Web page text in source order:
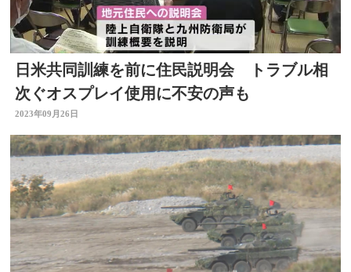
日米共同訓練を前に住民説明会 トラブル相
次ぐオスプレイ使用に不安の声も
2023年09月26日